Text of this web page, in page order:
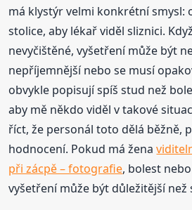
má klystýr velmi konkrétní smysl:
stolice, aby lékař viděl sliznici.
nevyčištěné, vyšetření může být
nepříjemnější nebo se musí
obvykle popisují spíš stud než
aby mě někdo viděl v takové
říct, že personál toto dělá běžně,
hodnocení. Pokud má žena
při zácpě – fotografie, bolest
vyšetření může být důležitější než